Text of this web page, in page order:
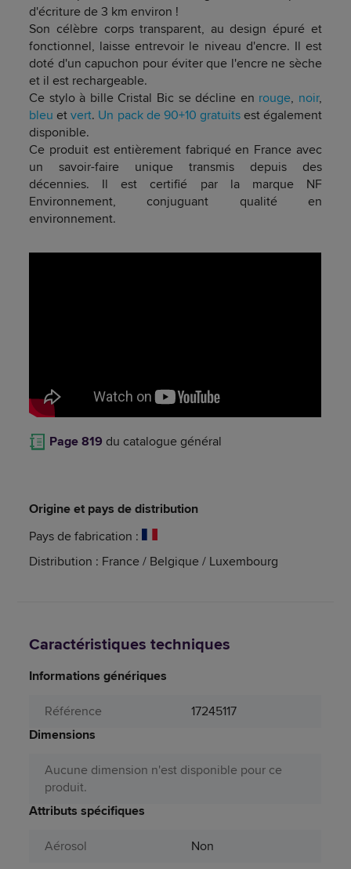
d'écriture de 3 km environ !
Son célèbre corps transparent, au design épuré et
fonctionnel, laisse entrevoir le niveau d'encre. Il est
doté d'un capuchon pour éviter que l'encre ne sèche
et il est rechargeable.
Ce stylo à bille Cristal Bic se décline en rouge, noir,
bleu etvert. Un pack de 90+10 gratuitsest également
disponible.
Ce produit est entièrement fabriqué en France avec
un savoir-faire unique transmis depuis des
décennies. Il est certifié par la marque NF
Environnement, conjuguant qualité en
environnement.
Page 819 du catalogue général
Origine et pays de distribution
Pays de fabrication :
Distribution : France / Belgique / Luxembourg
Caractéristiques techniques
Informations génériques
Référence
17245117
Dimensions
Aucune dimension n'est disponible pour ce
produit.
Attributs spécifiques
Aérosol
Non